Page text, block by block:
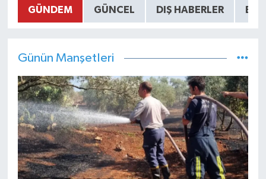
GÜNDEM GÜNCEL DIŞ HABERLER
Günün Manşetleri